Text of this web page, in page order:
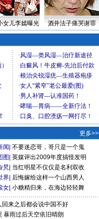
女儿李嫣曝光 酒井法子痛哭谢罪
更多>>
闻 不要迷恋哥，哥只是一个鬼
图 英媒评出2009年度搞怪发明
旯 当红明星不仅仅是名利双收
界 后悔嫁给这样一个山西男人
女 小糖精归来，在海边轻轻舞
回来之后都会说中国不好
暴雨过后天空依旧晴朗